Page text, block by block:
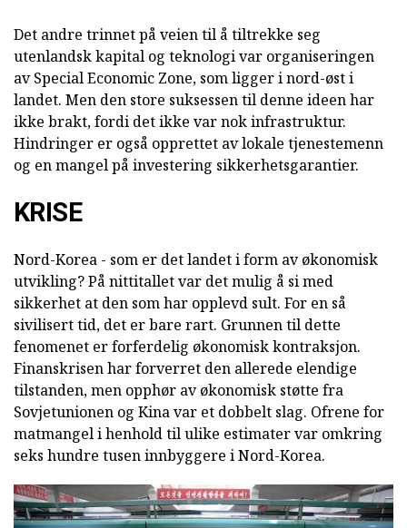
Det andre trinnet på veien til å tiltrekke seg
utenlandsk kapital og teknologi var organiseringen
av Special Economic Zone, som ligger i nord-øst i
landet. Men den store suksessen til denne ideen har
ikke brakt, fordi det ikke var nok infrastruktur.
Hindringer er også opprettet av lokale tjenestemenn
og en mangel på investering sikkerhetsgarantier.
KRISE
Nord-Korea - som er det landet i form av økonomisk
utvikling? På nittitallet var det mulig å si med
sikkerhet at den som har opplevd sult. For en så
sivilisert tid, det er bare rart. Grunnen til dette
fenomenet er forferdelig økonomisk kontraksjon.
Finanskrisen har forverret den allerede elendige
tilstanden, men opphør av økonomisk støtte fra
Sovjetunionen og Kina var et dobbelt slag. Ofrene for
matmangel i henhold til ulike estimater var omkring
seks hundre tusen innbyggere i Nord-Korea.